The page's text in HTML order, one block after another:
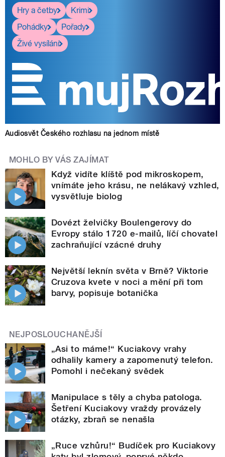
Hry a četby
Krimi
Pohádky
Pořady
Živé vysílání
Audiosvět Českého rozhlasu na jednom místě
MOHLO BY VÁS ZAJÍMAT
Když vidíte klíště pod mikroskopem,
vnímáte jeho krásu, ne nelákavý vzhled,
vysvětluje biolog
Dovézt želvičky Boulengerovy do
Evropy stálo 1720 e-mailů, líčí chovatel
zachraňující vzácné druhy
Největší leknín světa v Brně? Viktorie
Cruzova kvete v noci a mění při tom
barvy, popisuje botanička
NEJPOSLOUCHANĚJŠÍ
„Asi to máme!“ Kuciakovy vrahy
odhalily kamery a zapomenutý telefon.
Pomohl i nečekaný svědek
Manipulace s těly a chyba patologa.
Šetření Kuciakovy vraždy provázely
otázky, zbraň se nenašla
„Ruce vzhůru!“ Budíček pro Kuciakovy